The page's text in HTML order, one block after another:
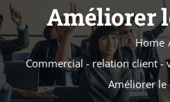
FORMATION NOUVEAUTES
ACCOMPAGNEMENT
Améliorer
Home
Commercial - relation client -
Améliorer le